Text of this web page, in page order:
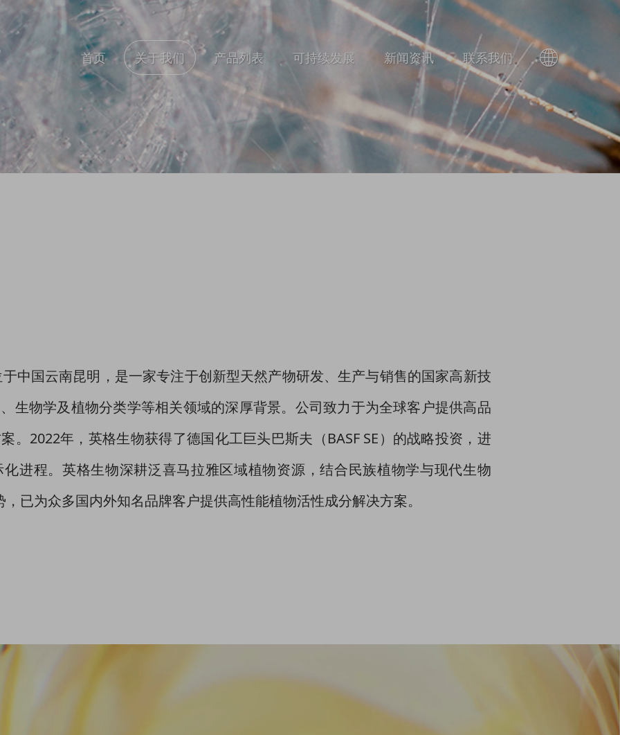
首页 关于我们 产品列表 可持续发展 新闻资讯 联系我们
国云南昆明，是一家专注于创新型天然产物研发、生产与销售的国家高新技
生物学及植物分类学等相关领域的深厚背景。公司致力于为全球客户提供高品
。2022年，英格生物获得了德国化工巨头巴斯夫（BASF SE）的战略投资，进
进程。英格生物深耕泛喜马拉雅区域植物资源，结合民族植物学与现代生物
已为众多国内外知名品牌客户提供高性能植物活性成分解决方案。